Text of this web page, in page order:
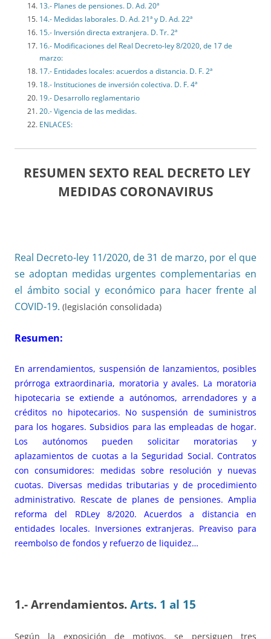
13.- Planes de pensiones. D. Ad. 20ª
14.- Medidas laborales. D. Ad. 21ª y D. Ad. 22ª
15.- Inversión directa extranjera. D. Tr. 2ª
16.- Modificaciones del Real Decreto-ley 8/2020, de 17 de
marzo:
17.- Entidades locales: acuerdos a distancia. D. F. 2ª
18.- Instituciones de inversión colectiva. D. F. 4ª
19.- Desarrollo reglamentario
20.- Vigencia de las medidas.
ENLACES:
RESUMEN SEXTO REAL DECRETO LEY
MEDIDAS CORONAVIRUS
Real Decreto-ley 11/2020, de 31 de marzo, por el que
se adoptan medidas urgentes complementarias en
el ámbito social y económico para hacer frente al
COVID-19. (legislación consolidada)
Resumen:
En arrendamientos, suspensión de lanzamientos, posibles
prórroga extraordinaria, moratoria y avales. La moratoria
hipotecaria se extiende a autónomos, arrendadores y a
créditos no hipotecarios. No suspensión de suministros
para los hogares. Subsidios para las empleadas de hogar.
Los autónomos pueden solicitar moratorias y
aplazamientos de cuotas a la Seguridad Social. Contratos
con consumidores: medidas sobre resolución y nuevas
cuotas. Diversas medidas tributarias y de procedimiento
administrativo. Rescate de planes de pensiones. Amplia
reforma del RDLey 8/2020. Acuerdos a distancia en
entidades locales. Inversiones extranjeras. Preaviso para
reembolso de fondos y refuerzo de liquidez…
1.- Arrendamientos. Arts. 1 al 15
Según la exposición de motivos, se persiguen tres